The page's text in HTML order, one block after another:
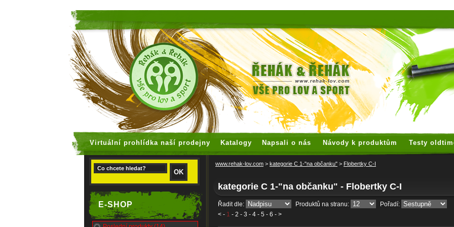
Virtuální prohlídka naší prodejny Katalogy Napsali o nás Návody k produktům Testy
E-SHOP
www.rehak-lov.com > kategorie C 1-"na občanku" > Flobertky C-I
kategorie C 1-"na občanku" - Flobertky C-I
Řadit dle: Produktů na stranu:
Pořadí:
< - 1 - 2 - 3 - 4 - 5 - 6 - >